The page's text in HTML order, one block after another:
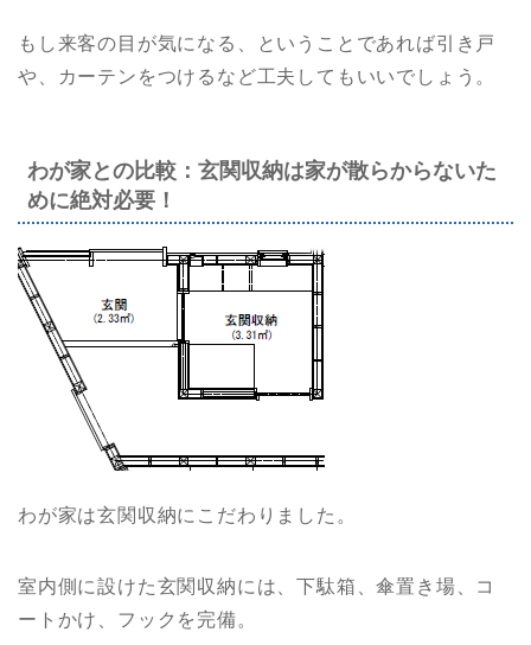
もし来客の目が気になる、ということであれば引き戸
や、カーテンをつけるなど工夫してもいいでしょう。
わが家との比較：玄関収納は家が散らからないた
めに絶対必要！
わが家は玄関収納にこだわりました。
室内側に設けた玄関収納には、下駄箱、傘置き場、コ
ートかけ、フックを完備。